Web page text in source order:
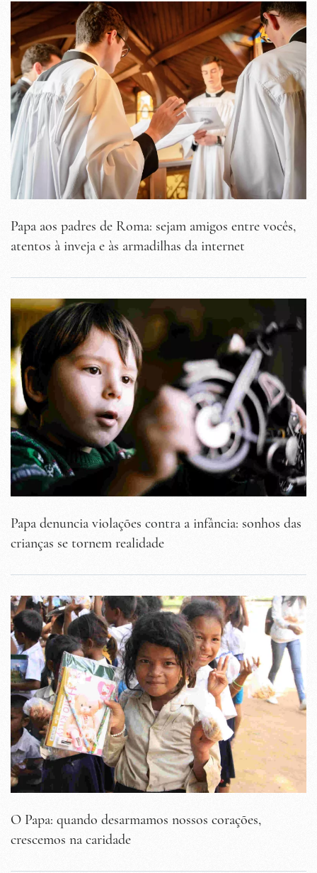
Papa aos padres de Roma: sejam amigos entre vocês,
atentos à inveja e às armadilhas da internet
Papa denuncia violações contra a infância: sonhos das
crianças se tornem realidade
O Papa: quando desarmamos nossos corações,
crescemos na caridade